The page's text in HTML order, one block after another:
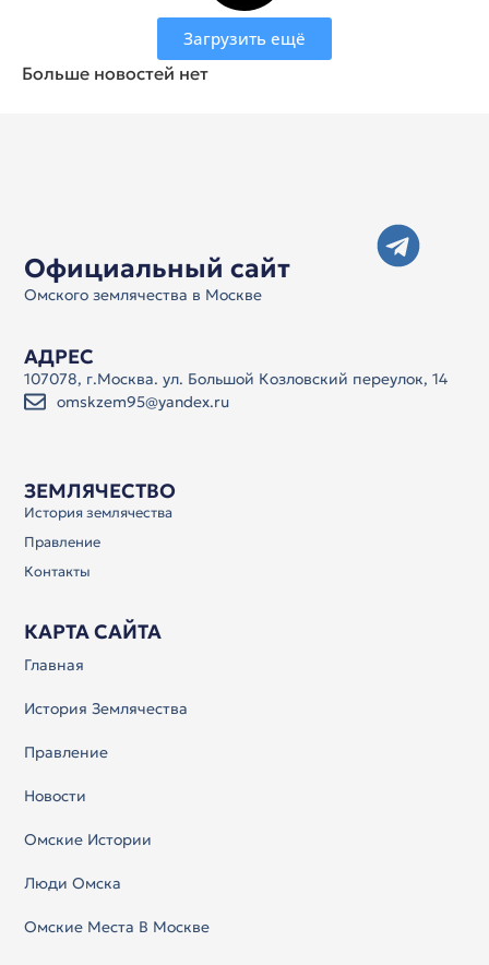
Загрузить ещё
Больше новостей нет
Официальный сайт
Омского землячества в Москве
ЗЕМЛЯЧЕСТВО
История землячества
Правление
Контакты
КАРТА САЙТА
Главная
История Землячества
Правление
Новости
Омские Истории
Люди Омска
Омские Места В Москве
АДРЕС
107078, г.Москва. ул. Большой Козловский переулок, 14
omskzem95@yandex.ru